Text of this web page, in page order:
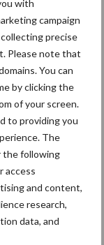
with
campaign
precise
Please note that
You can
by clicking the
of your screen.
to providing you
The
the following
access
and content,
research,
data, and
technische
het water
geleid. Ionen en
osmose is
te nemen
moet minstens
technicus.